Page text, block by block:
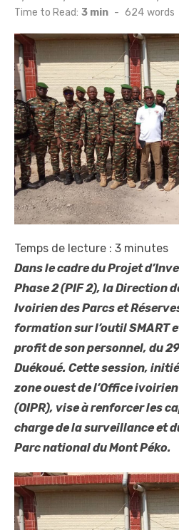
Time to Read: 3 min - 624 words
Temps de lecture : 3 minutes
Dans le cadre du Projet
Phase 2 (PIF 2), la Direction
Ivoirien des Parcs et
formation sur l’outil SMART
profit de son personnel, du
Duékoué. Cette session,
zone ouest de l’Office
(OIPR), vise à renforcer les
charge de la surveillance et
Parc national du Mont Péko.